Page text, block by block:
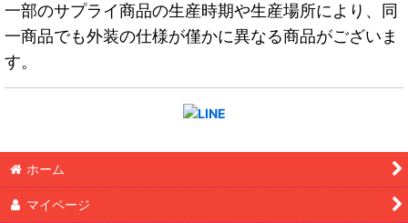
一部のサプライ商品の生産時期や生産場所により、同
一商品でも外装の仕様が僅かに異なる商品がございま
す。
ホーム
マイページ